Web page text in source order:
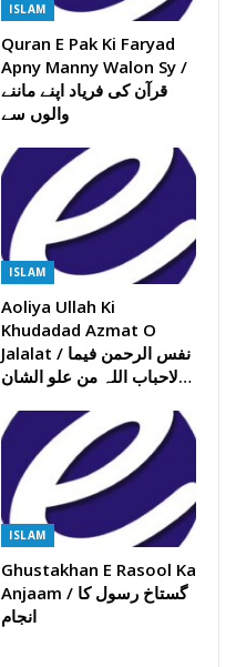
ISLAM
Quran E Pak Ki Faryad
Apny Manny Walon Sy /
قرآن کی فریاد اپنے ماننے
والوں سے
ISLAM
Aoliya Ullah Ki
Khudadad Azmat O
Jalalat / نفس الرحمن فیما
لاحباب اللہ من علو الشان…
ISLAM
Ghustakhan E Rasool Ka
Anjaam / گستاخ رسول کا
انجام